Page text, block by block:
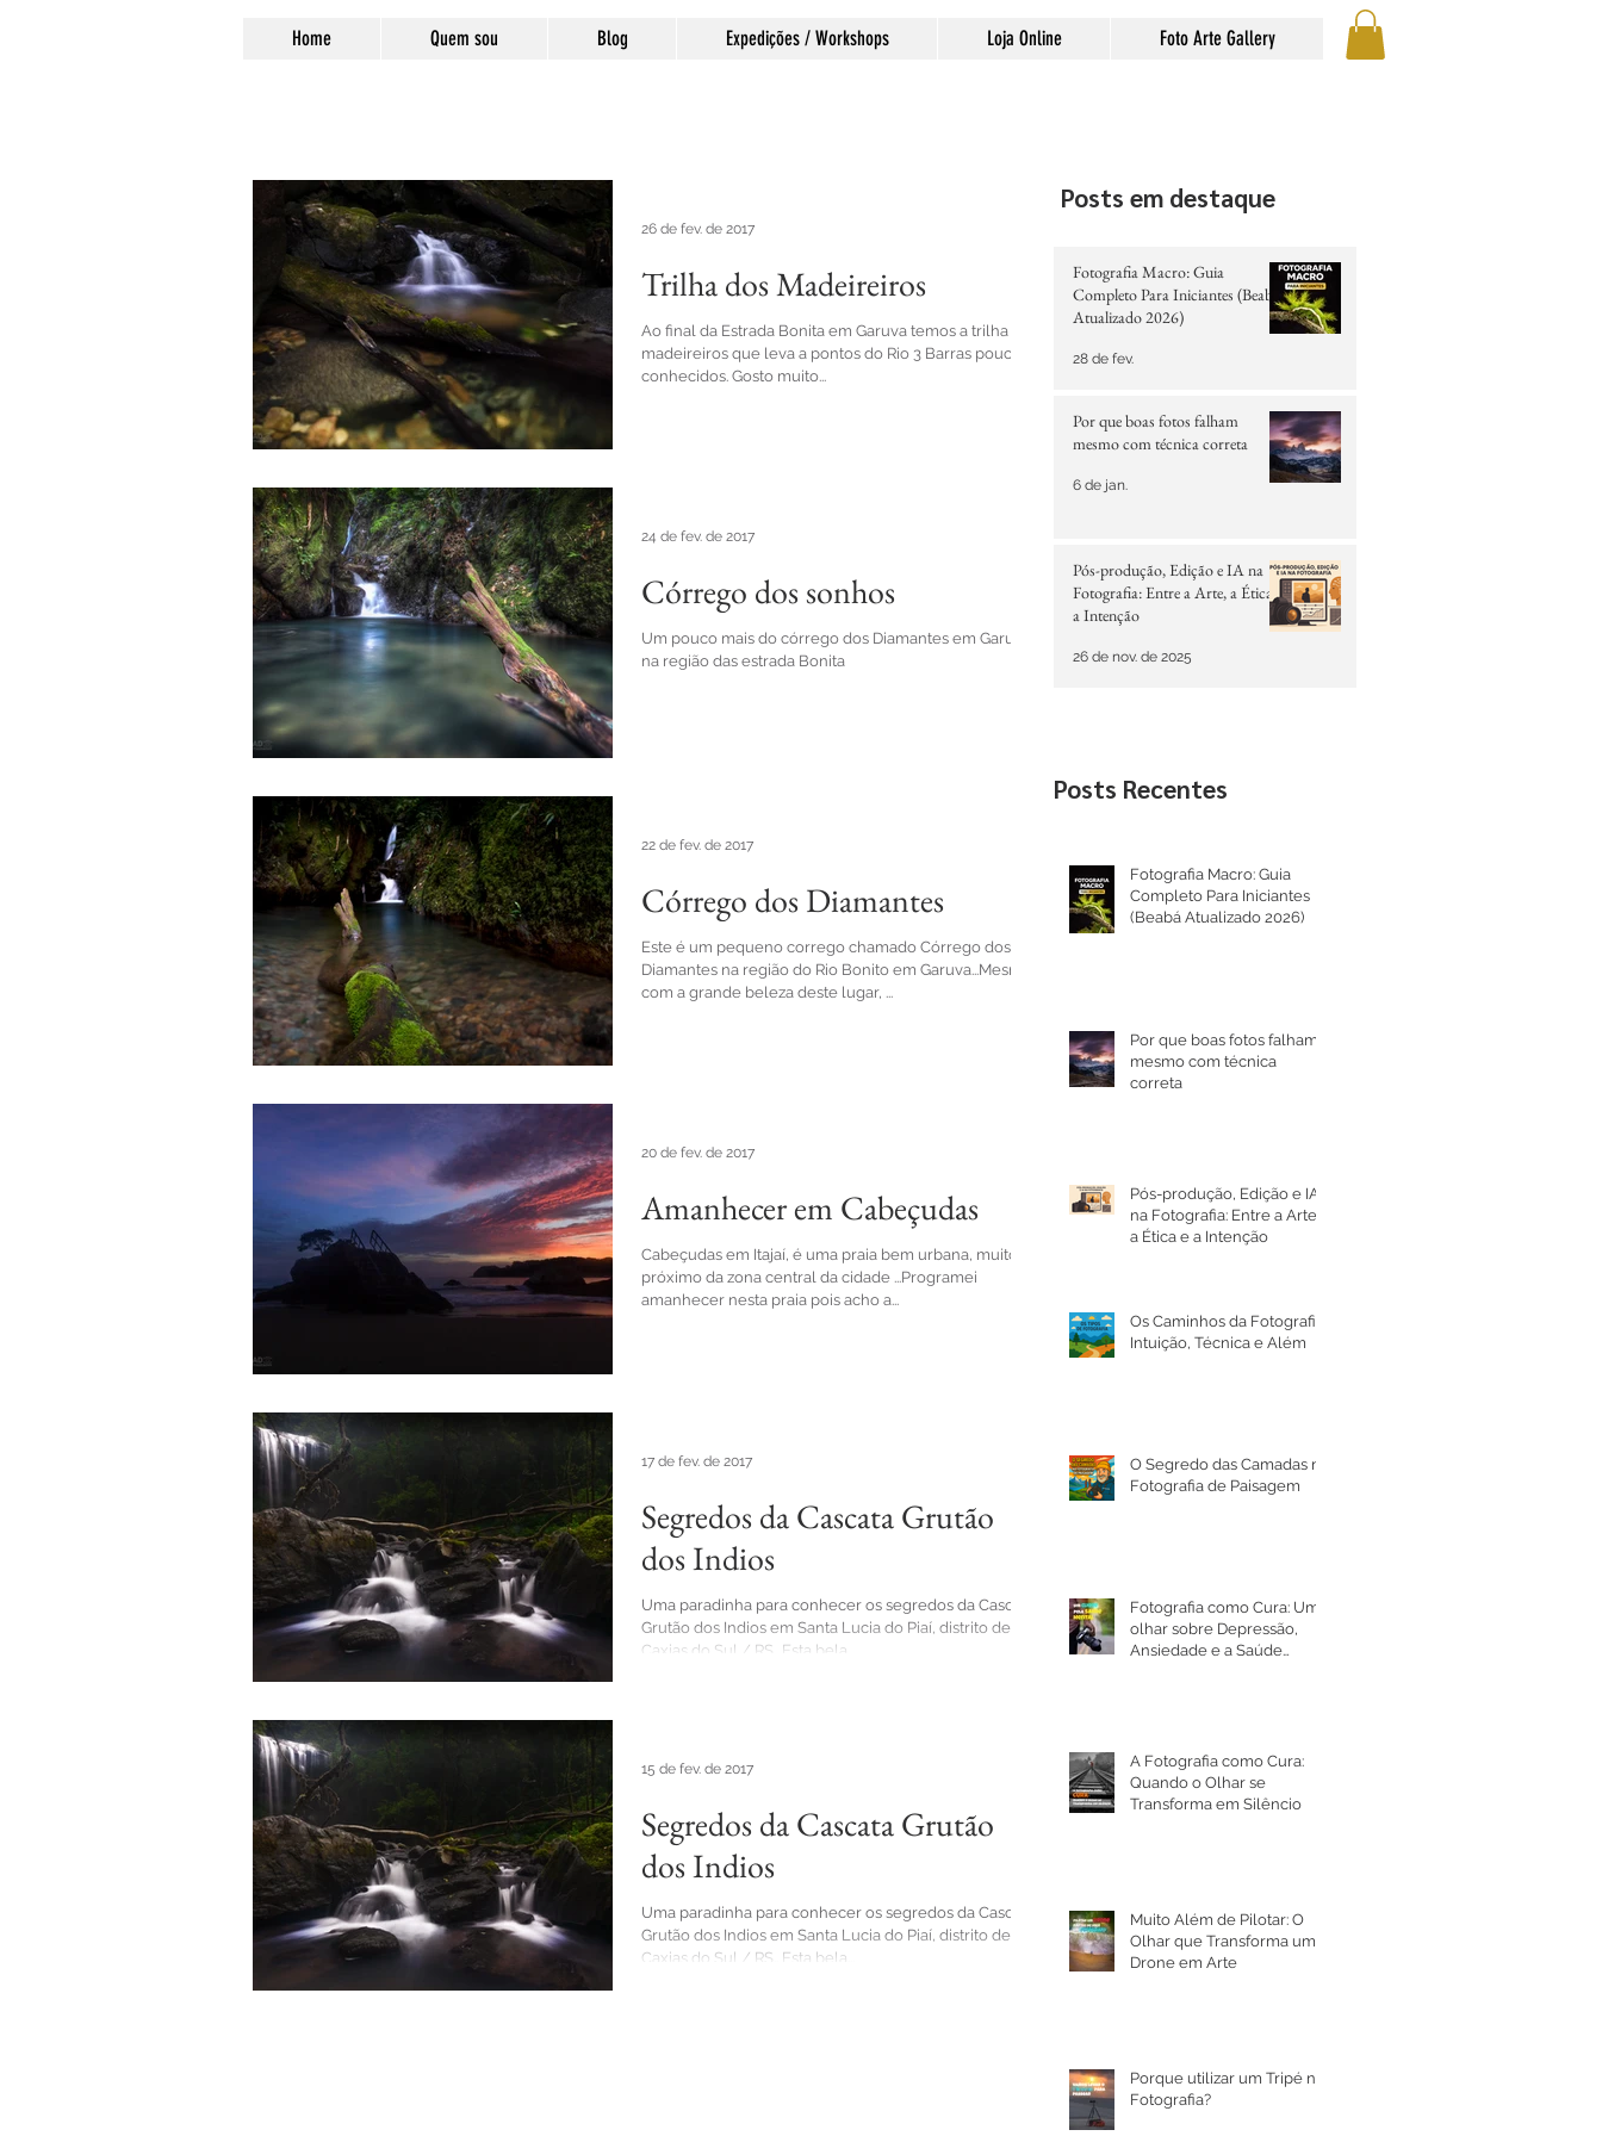
Home Quem sou Blog Expedições / Workshops Loja Online Foto Arte Gallery
Trilha dos Madeireiros
Ao final da Estrada Bonita em Garuva temos a trilha dos
madeireiros que leva a pontos do Rio 3 Barras pouco
conhecidos. Gosto muito...
26 de fev. de 2017
Córrego dos sonhos
Um pouco mais do córrego dos Diamantes em Garuva,
na região das estrada Bonita
24 de fev. de 2017
Córrego dos Diamantes
Este é um pequeno corrego chamado Córrego dos
Diamantes na região do Rio Bonito em Garuva...Mesmo
com a grande beleza deste lugar, ...
22 de fev. de 2017
Amanhecer em Cabeçudas
Cabeçudas em Itajaí, é uma praia bem urbana, muito
próximo da zona central da cidade ...Programei
amanhecer nesta praia pois acho a...
20 de fev. de 2017
Segredos da Cascata Grutão
dos Indios
Uma paradinha para conhecer os segredos da Cascata
Grutão dos Indios em Santa Lucia do Piaí, distrito de
Caxias do Sul / RS.. Esta bela...
17 de fev. de 2017
Segredos da Cascata Grutão
dos Indios
Uma paradinha para conhecer os segredos da Cascata
Grutão dos Indios em Santa Lucia do Piaí, distrito de
Caxias do Sul / RS.. Esta bela...
15 de fev. de 2017
Posts em destaque
Fotografia Macro: Guia
Completo Para Iniciantes (Beabá
Atualizado 2026)
28 de fev.
Por que boas fotos falham
mesmo com técnica correta
6 de jan.
Pós-produção, Edição e IA na
Fotografia: Entre a Arte, a Ética e
a Intenção
26 de nov. de 2025
Posts Recentes
Fotografia Macro: Guia
Completo Para Iniciantes
(Beabá Atualizado 2026)
Por que boas fotos falham
mesmo com técnica
correta
Pós-produção, Edição e IA
na Fotografia: Entre a Arte,
a Ética e a Intenção
Os Caminhos da Fotografia:
Intuição, Técnica e Além
O Segredo das Camadas na
Fotografia de Paisagem
Fotografia como Cura: Um
olhar sobre Depressão,
Ansiedade e a Saúde
A Fotografia como Cura:
Quando o Olhar se
Transforma em Silêncio
Muito Além de Pilotar: O
Olhar que Transforma um
Drone em Arte
Porque utilizar um Tripé na
Fotografia?